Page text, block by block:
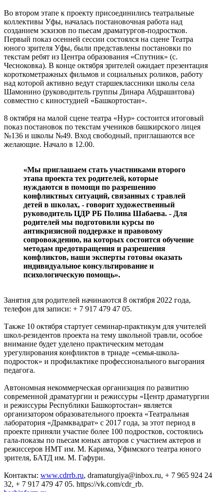
Во втором этапе к проекту присоединились театральные
коллективы Уфы, началась постановочная работа над
созданием эскизов по пьесам драматургов-подростков.
Первый показ осенней сессии состоялся на сцене Театра
юного зрителя Уфы, были представлены постановки по
текстам ребят из Центра образования «Спутник» (с.
Чесноковка). В конце октября зрителей ожидает презентация
короткометражных фильмов и социальных роликов, работу
над которой активно ведут старшеклассники школы села
Шамонино (руководитель группы Динара Абдрашитова)
совместно с киностудией «Башкортостан».
8 октября на малой сцене театра «Нур» состоится итоговый
показ постановок по текстам учеников башкирского лицея
№136 и школы №49. Вход свободный, приглашаются все
желающие. Начало в 12.00.
«Мы приглашаем стать участниками второго
этапа проекта тех родителей, которые
нуждаются в помощи по разрешению
конфликтных ситуаций, связанных с травлей
детей в школах, - говорит художественный
руководитель ЦДР РБ Полина Шабаева. - Для
родителей мы подготовили курсы по
антикризисной поддержке и правовому
сопровождению, на которых состоится обучение
методам предотвращения и разрешения
конфликтов, наши эксперты готовы оказать
индивидуальное консультирование и
психологическую помощь».
Занятия для родителей начинаются 8 октября 2022 года,
телефон для записи: + 7 917 479 47 05.
Также 10 октября стартует семинар-практикум для учителей
школ-резидентов проекта на тему школьной травли, особое
внимание будет уделено практическим методам
урегулирования конфликтов в триаде «семья-школа-
подросток» и профилактике профессионального выгорания
педагога.
Автономная некоммерческая организация по развитию
современной драматургии и режиссуры «Центр драматургии
и режиссуры Республики Башкортостан» является
организатором образовательного проекта «Театральная
лаборатория «Драмквадрат» с 2017 года, за этот период в
проекте приняли участие более 100 подростков, состоялись
гала-показы по пьесам юных авторов с участием актеров и
режиссеров НМТ им. М. Карима, Уфимского театра юного
зрителя, БАТД им. М. Гафури.
Контакты: www.cdrrb.ru, dramaturgiya@inbox.ru, + 7 965 924 24
32, + 7 917 479 47 05. https://vk.com/cdr_rb.